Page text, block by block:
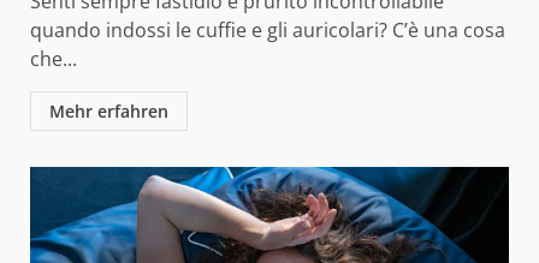
quando indossi le cuffie e gli auricolari? C’è una cosa
che...
Mehr erfahren